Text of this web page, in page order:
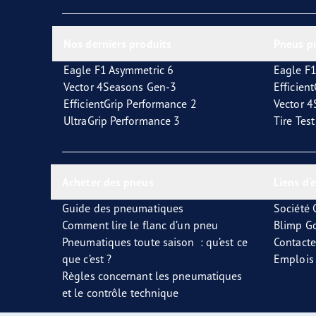
Eagle F1 Asymmetric 6
Vector 4Seasons Gen-3
EfficientGrip Performance 2
UltraGrip Performance 3
Eagle
Vector
Tire
Guide des pneumatiques
Comment lire le flanc d’un pneu
Pneumatiques toute saison : qu’est ce
que c’est ?
Règles concernant les pneumatiques
et le contrôle technique
Société
Blimp
Emplois